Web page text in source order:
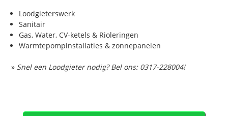
Loodgieterswerk
Sanitair
Gas, Water, CV-ketels & Rioleringen
Warmtepompinstallaties & zonnepanelen
» Snel een Loodgieter nodig? Bel ons: 0317-228004!